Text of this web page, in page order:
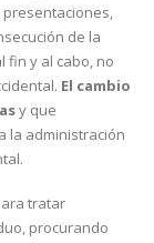
de la
fin y al cabo, no
El cambio
y que
la administración
tratar
procurando